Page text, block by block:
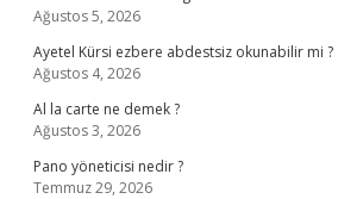
Ağustos 5, 2026
Ayetel Kürsi ezbere abdestsiz okunabilir mi ?
Ağustos 4, 2026
Al la carte ne demek ?
Ağustos 3, 2026
Pano yöneticisi nedir ?
Temmuz 29, 2026